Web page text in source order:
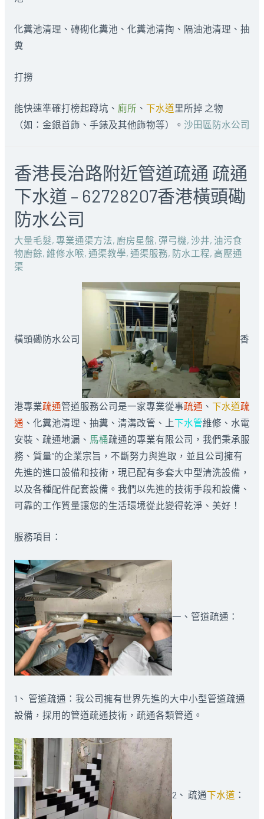
化糞池清理、磚砌化糞池、化糞池清掏、隔油池清理、抽
糞
打撈
能快速準確打榜起蹲坑、 廁所 、 下水道里所掉 之物
（如：金銀首飾、手錶及其他飾物等）。 沙田區防水公司
香港長治路附近管道疏通 疏通
下水道 – 62728207香港橫頭磡
防水公司
大量毛髮, 專業通渠方法, 廚房星盤, 彈弓機, 沙井, 油污食
物廚餘, 維修水喉, 通渠教學, 通渠服務, 防水工程, 高壓通
渠
橫頭磡防水公司 香
港專業疏通管道服務公司是一家專業從事疏通 、 下水道疏
通 、化糞池清理、抽糞、清溝改管、上下水管維修、水電
安裝、疏通地漏、 馬桶疏通的專業有限公司，我們秉承服
務、質量”的企業宗旨，不斷努力與進取，並且公司擁有
先進的進口設備和技術，現已配有多套大中型清洗設備，
以及各種配件配套設備。我們以先進的技術手段和設備、
可靠的工作質量讓您的生活環境從此變得乾淨、美好！
服務項目：
一、管道疏通：
1、 管道疏通：我公司擁有世界先進的大中小型管道疏通
設備，採用的管道疏通技術，疏通各類管道。
2、 疏通下水道 ：